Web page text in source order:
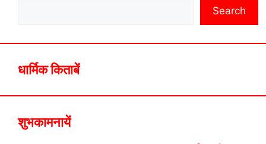
Search
धार्मिक किताबें
शुभकामनायें